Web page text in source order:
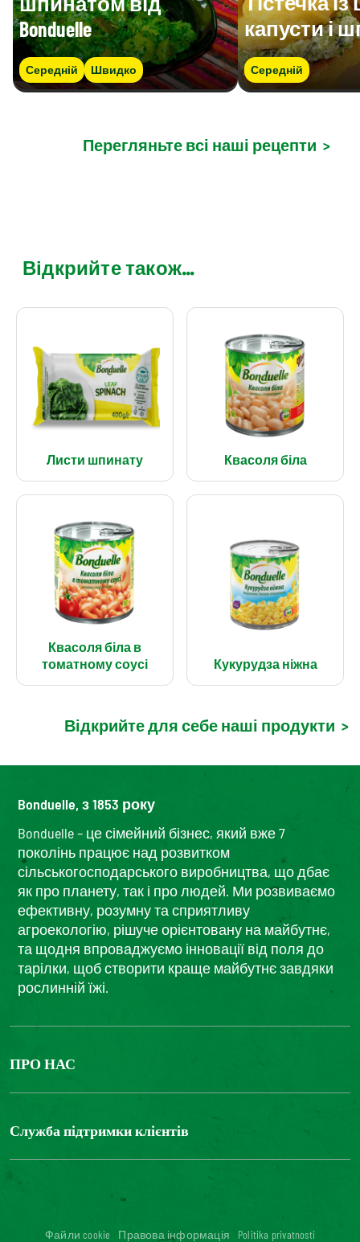
Bonduelle
Середній Швидко
капусти і
Середній
Перегляньте всі наші рецепти >
Відкрийте також...
Листи шпинату Квасоля біла
Квасоля біла в
томатному соусі
Кукурудза ніжна
Відкрийте для себе наші продукти >
Bonduelle, з 1853 року
Bonduelle – це сімейний бізнес, який вже 7
поколінь працює над розвитком
сільськогосподарського виробництва, що дбає
як про планету, так і про людей. Ми розвиваємо
ефективну, розумну та сприятливу
агроекологію, рішуче орієнтовану на майбутнє,
та щодня впроваджуємо інновації від поля до
тарілки, щоб створити краще майбутнє завдяки
рослинній їжі.
ПРО НАС
The Bonduelle group
Служба підтримки клієнтів
Зв'яжіться з нами
Цифрова доступність: невідповідність
Файли cookie Правова інформація Politika privatnosti